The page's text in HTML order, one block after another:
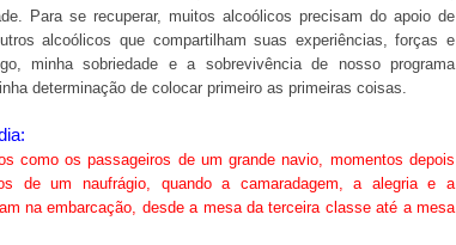
Para se recuperar, muitos alcoólicos precisam do apoio de
alcoólicos que compartilham suas experiências, forças e
minha sobriedade e a sobrevivência de nosso programa
determinação de colocar primeiro as primeiras coisas.
como ospassageiros de um grande navio, momentos depois
de um naufrágio, quando a camaradagem, a alegria e a
na embarcação, desde a mesa da terceira classe até a mesa